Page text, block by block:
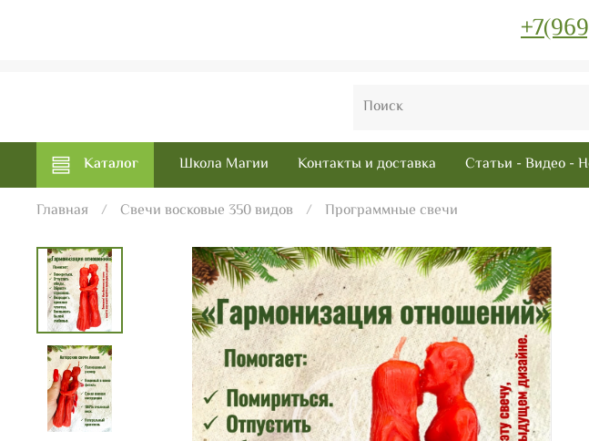
Каталог Школа Магии Контакты и доставка Статьи - Видео -
Главная Свечи восковые 350 видов Программные свечи